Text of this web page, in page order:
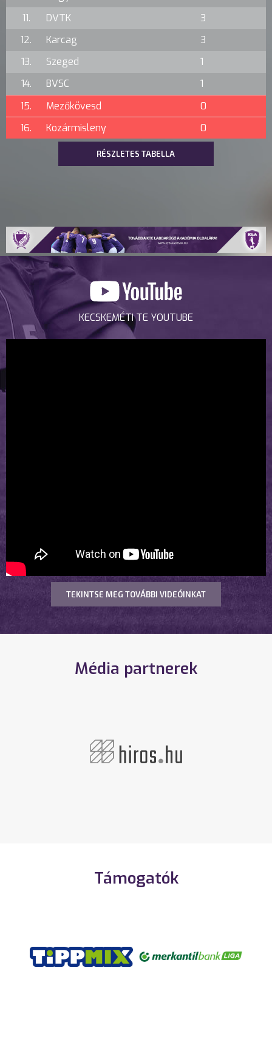
11.
DVTK
3
12.
Karcag
3
13.
Szeged
1
14.
BVSC
1
15.
Mezőkövesd
0
16.
Kozármisleny 0
RÉSZLETES TABELLA
KECSKEMÉTI TE YOUTUBE
TEKINTSE MEG TOVÁBBI VIDEÓINKAT
Média partnerek
Támogatók